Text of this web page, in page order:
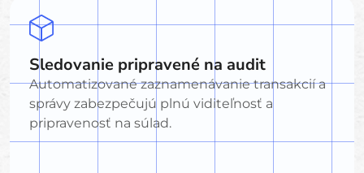
Sledovanie pripravené na audit
Automatizované zaznamenávanie transakcií a
správy zabezpečujú plnú viditeľnosť a
pripravenosť na súlad.